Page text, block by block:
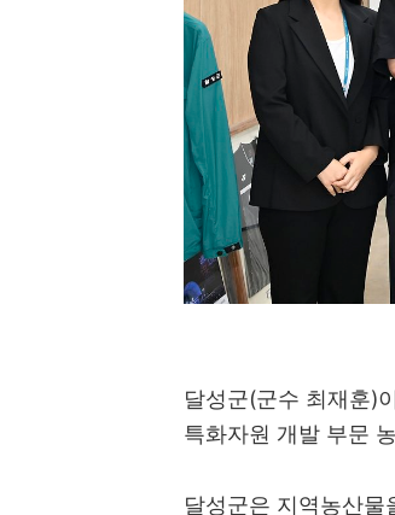
달성군(군수 최재훈)
특화자원 개발 부문
달성군은 지역농산